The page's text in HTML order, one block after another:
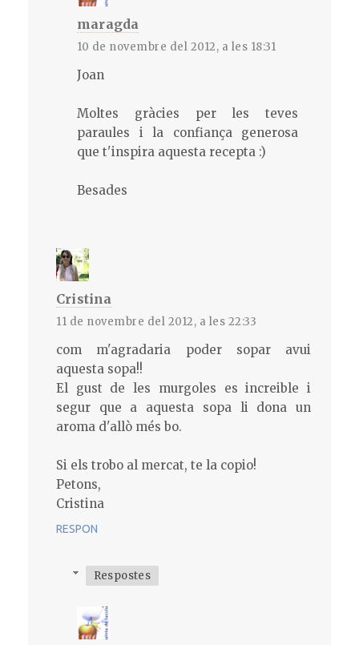
maragda
10 de novembre del 2012, a les 18:31
Joan
Moltes gràcies per les teves
paraules i la confiança generosa
que t'inspira aquesta recepta :)
Besades
Cristina
11 de novembre del 2012, a les 22:33
com m'agradaria poder sopar avui
aquesta sopa!!
El gust de les murgoles es increible i
segur que a aquesta sopa li dona un
aroma d'allò més bo.
Si els trobo al mercat, te la copio!
Petons,
Cristina
RESPON
Respostes